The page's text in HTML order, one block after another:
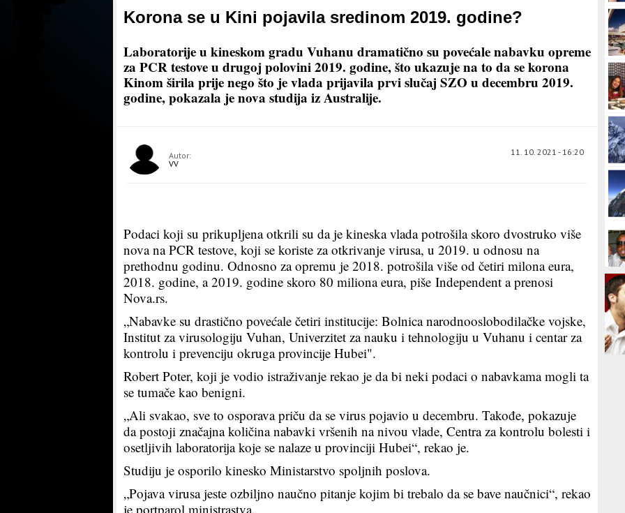
Korona se u Kini pojavila sredinom 2019. godine?
Laboratorije u kineskom gradu Vuhanu dramatično su povećale nabavku opreme
za PCR testove u drugoj polovini 2019. godine, što ukazuje na to da se korona
Kinom širila prije nego što je vlada prijavila prvi slučaj SZO u decembru 2019.
godine, pokazala je nova studija iz Australije.
11. 10. 2021 - 16:20
Autor:
VV
Podaci koji su prikupljena otkrili su da je kineska vlada potrošila skoro dvostruko više
nova na PCR testove, koji se koriste za otkrivanje virusa, u 2019. u odnosu na
prethodnu godinu. Odnosno za opremu je 2018. potrošila više od četiri milona eura,
2018. godine, a 2019. godine skoro 80 miliona eura, piše Independent a prenosi
Nova.rs.
„Nabavke su drastično povećale četiri institucije: Bolnica narodnooslobodilačke vojske,
Institut za virusologiju Vuhan, Univerzitet za nauku i tehnologiju u Vuhanu i centar za
kontrolu i prevenciju okruga provincije Hubei".
Robert Poter, koji je vodio istraživanje rekao je da bi neki podaci o nabavkama mogli ta
se tumače kao benigni.
„Ali svakao, sve to osporava priču da se virus pojavio u decembru. Takođe, pokazuje
da postoji značajna količina nabavki vršenih na nivou vlade, Centra za kontrolu bolesti i
osetljivih laboratorija koje se nalaze u provinciji Hubei“, rekao je.
Studiju je osporilo kinesko Ministarstvo spoljnih poslova.
„Pojava virusa jeste ozbiljno naučno pitanje kojim bi trebalo da se bave naučnici“, rekao
je portparol ministrastva.